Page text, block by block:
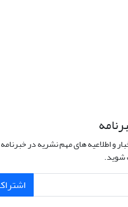
و اطلاعیه های مهم نشریه در خبرنامه
شوید.